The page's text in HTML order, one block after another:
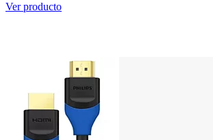
Ver producto